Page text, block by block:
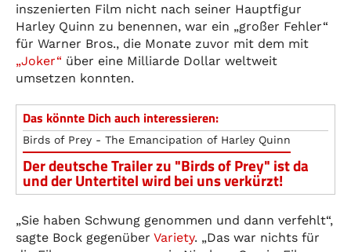
inszenierten Film nicht nach seiner Hauptfigur
Harley Quinn zu benennen, war ein „großer Fehler“
für Warner Bros., die Monate zuvor mit dem mit
„Joker“ über eine Milliarde Dollar weltweit
umsetzen konnten.
Das könnte Dich auch interessieren:
Birds of Prey - The Emancipation of Harley Quinn
Der deutsche Trailer zu "Birds of Prey" ist da
und der Untertitel wird bei uns verkürzt!
„Sie haben Schwung genommen und dann verfehlt“,
sagte Bock gegenüber Variety. „Das war nichts für